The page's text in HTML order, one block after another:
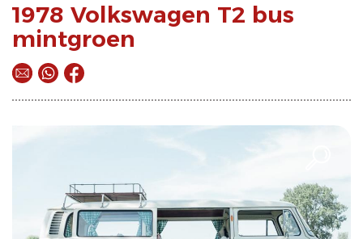
1978 Volkswagen T2 bus
mintgroen